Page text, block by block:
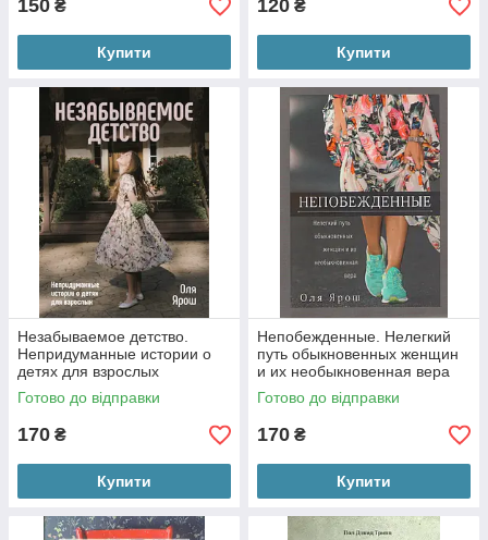
150 ₴
Купити
120 ₴
Купити
Незабываемое детство.
Непридуманные истории о
детях для взрослых
Готово до відправки
170 ₴
Купити
Непобежденные. Нелегкий
путь обыкновенных женщин
и их необыкновенная вера
Готово до відправки
170 ₴
Купити